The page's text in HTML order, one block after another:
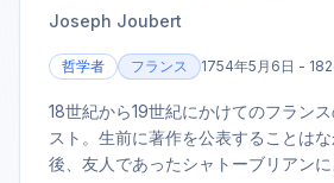
Joseph Joubert
哲学者 フランス 1754年5月6日 -
18世紀から19世紀にかけてのフラン
スト。生前に著作を公表することは
後、友人であったシャトーブリアン